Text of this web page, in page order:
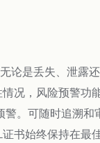
论是丢失、泄露
况，风险预警功
。可随时追溯和
书始终保持在最佳